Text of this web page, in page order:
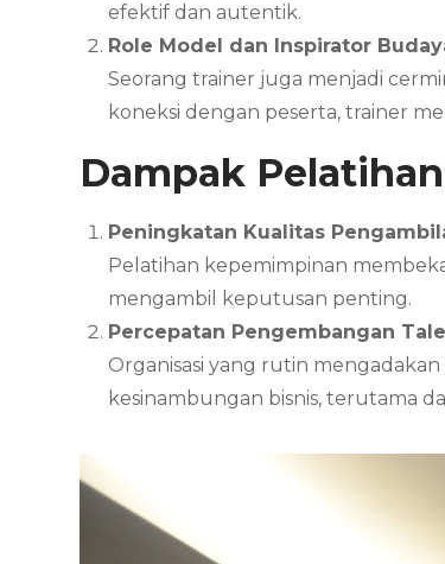
efektif dan autentik.
Role Model dan Inspirator
Seorang trainer juga menjadi
koneksi dengan peserta, trainer
Dampak
Peningkatan Kualitas
Pelatihan kepemimpinan
mengambil keputusan penting.
Percepatan Pengembangan
Organisasi yang rutin
kesinambungan bisnis, terutama